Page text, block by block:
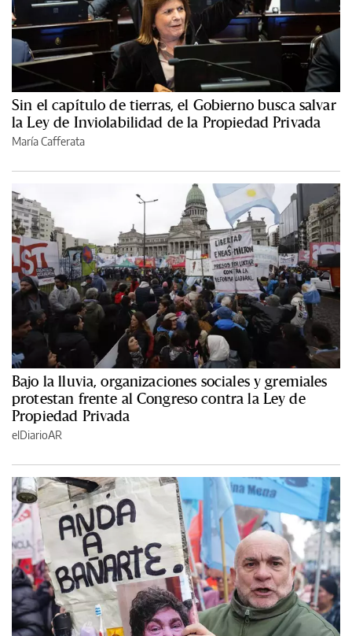
Sin el capítulo de tierras, el Gobierno busca salvar
la Ley de Inviolabilidad de la Propiedad Privada
María Cafferata
Bajo la lluvia, organizaciones sociales y gremiales
protestan frente al Congreso contra la Ley de
Propiedad Privada
elDiarioAR